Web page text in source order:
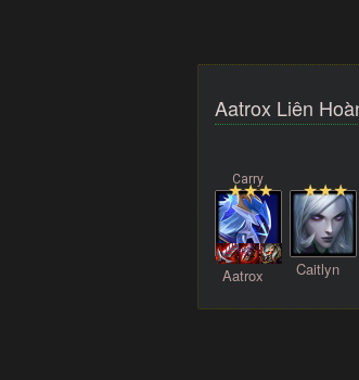
Aatrox Liên
Aatrox Caitlyn